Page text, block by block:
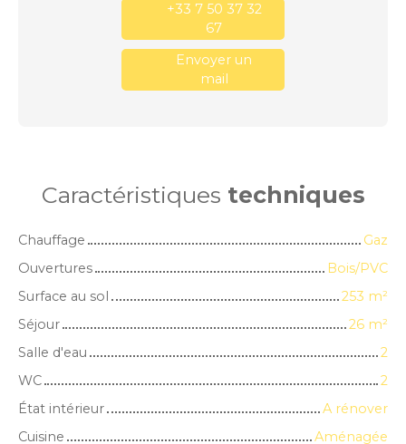
+33 7 50 37 32
67
Envoyer un
mail
Caractéristiques techniques
Chauffage
Gaz
Ouvertures
Bois/PVC
Surface au sol
253 m²
Séjour
26 m²
Salle d'eau
2
WC
2
État intérieur
A rénover
Cuisine
Aménagée